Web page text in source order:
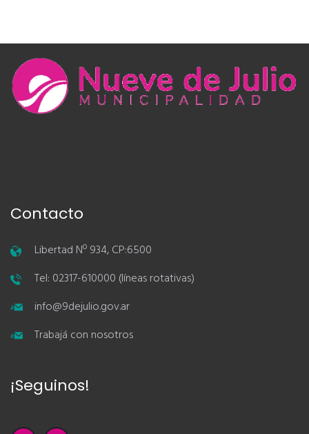
Contacto
Libertad Nº 934, CP:6500
Tel: 02317-610000 (líneas rotativas)
info@9dejulio.gov.ar
Trabajá con nosotros
¡Seguinos!